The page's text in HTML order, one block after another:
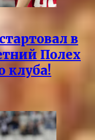
в
Полех
клуба!